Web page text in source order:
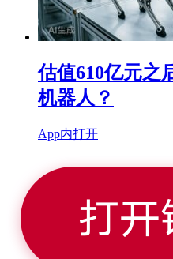
估值610亿元之
机器人？
App内打开